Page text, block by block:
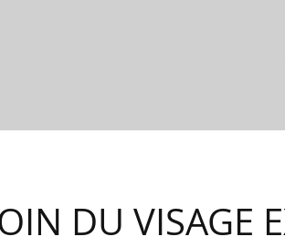
DU VISAGE